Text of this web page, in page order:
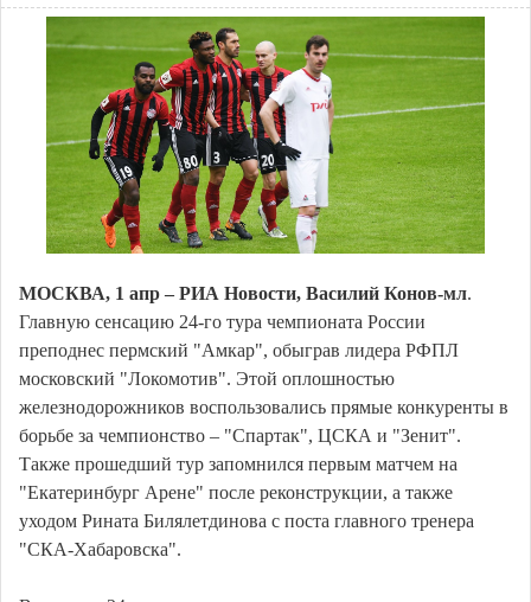
МОСКВА, 1 апр – РИА Новости, Василий Конов-мл.
Главную сенсацию 24-го тура чемпионата России
преподнес пермский "Амкар", обыграв лидера РФПЛ
московский "Локомотив". Этой оплошностью
железнодорожников воспользовались прямые конкуренты в
борьбе за чемпионство – "Спартак", ЦСКА и "Зенит".
Также прошедший тур запомнился первым матчем на
"Екатеринбург Арене" после реконструкции, а также
уходом Рината Билялетдинова с поста главного тренера
"СКА-Хабаровска".